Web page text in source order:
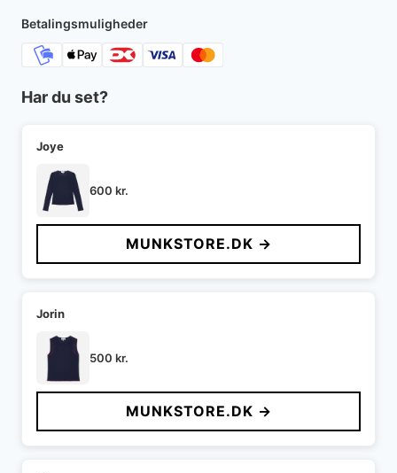
1.399 kr..
Betalingsmuligheder
Har du set?
Joye
600 kr.
MUNKSTORE.DK →
Jorin
500 kr.
MUNKSTORE.DK →